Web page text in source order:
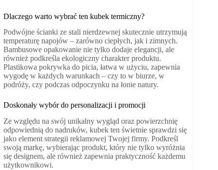
Dlaczego warto wybrać ten kubek termiczny?
Podwójne ścianki ze stali nierdzewnej skutecznie utrzymują
temperaturę napojów – zarówno ciepłych, jak i zimnych.
Bambusowe opakowanie nie tylko dodaje elegancji, ale
również podkreśla ekologiczny charakter produktu.
Plastikowa pokrywka do picia, łatwa w użyciu, zapewnia
wygodę w każdych warunkach – czy to w biurze, w
podróży, czy podczas odpoczynku na łonie natury.
Doskonały wybór do personalizacji i promocji
Ze względu na swój unikalny wygląd oraz powierzchnię
odpowiednią do nadruków, kubek ten świetnie sprawdzi się
jako element strategii reklamowej Twojej firmy. Podkreśl
swoją markę, wybierając produkt, który nie tylko wyróżnia
się designem, ale również zapewnia praktyczność każdemu
użytkownikowi.